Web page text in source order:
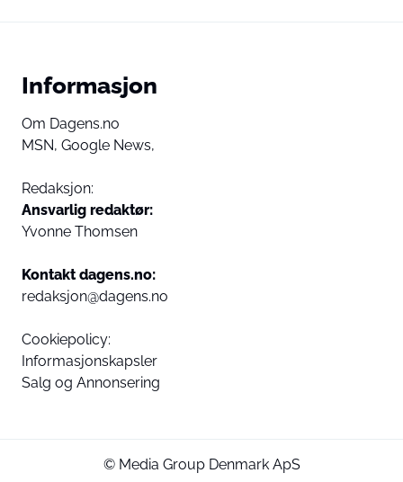
Informasjon
Om Dagens.no
MSN, Google News,
Redaksjon:
Ansvarlig redaktør:
Yvonne Thomsen
Kontakt dagens.no:
redaksjon@dagens.no
Cookiepolicy:
Informasjonskapsler
Salg og Annonsering
© Media Group Denmark ApS